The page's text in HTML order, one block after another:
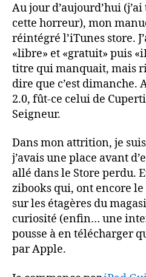
Au jour d’aujourd’hui
cette horreur), mon
réintégré l’iTunes store.
«libre» et «gratuit» puis
titre qui manquait, mais
dire que c’est dimanche.
2.0, fût-ce celui de
Seigneur.
Dans mon attrition, je
j’avais une place avant
allé dans le Store perdu.
zibooks qui, ont encore
sur les étagères du
curiosité (enfin… une
pousse à en télécharger
par Apple.